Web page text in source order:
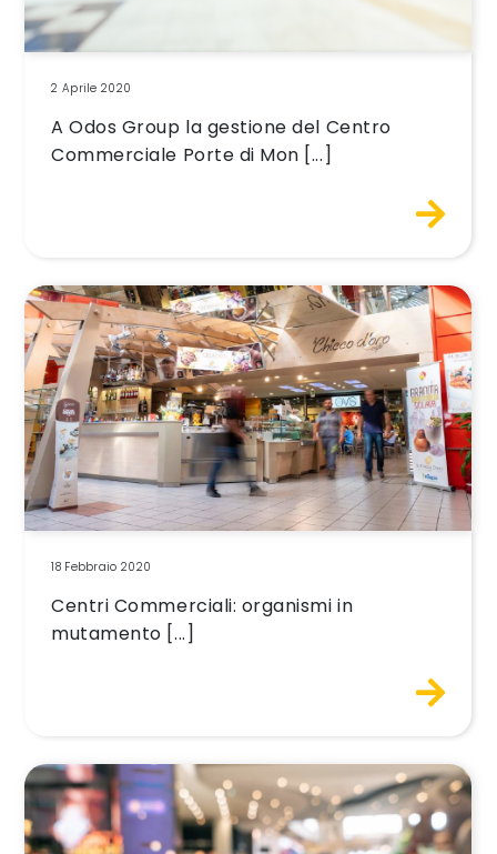
2 Aprile 2020
A Odos Group la gestione del Centro
Commerciale Porte di Mon [...]
18 Febbraio 2020
Centri Commerciali: organismi in
mutamento [...]